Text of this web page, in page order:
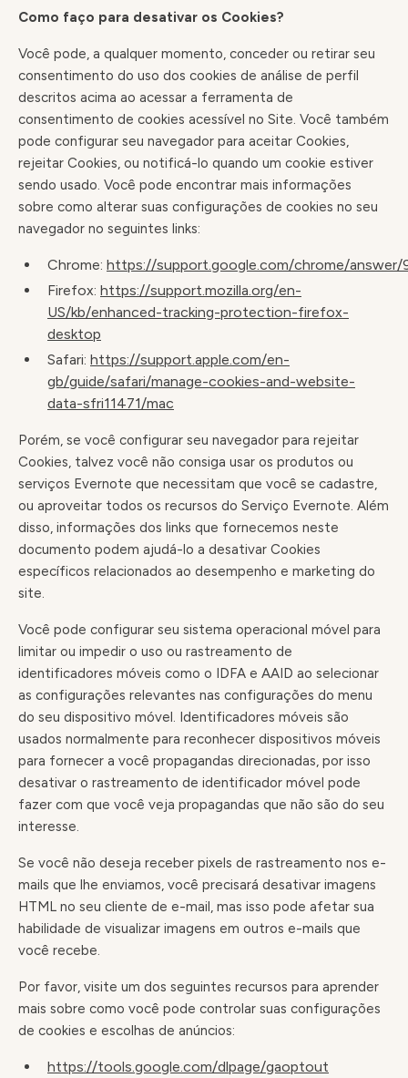
Como faço para desativar os Cookies?
Você pode, a qualquer momento, conceder ou retirar seu
consentimento do uso dos cookies de análise de perfil
descritos acima ao acessar a ferramenta de
consentimento de cookies acessível no Site. Você também
pode configurar seu navegador para aceitar Cookies,
rejeitar Cookies, ou notificá-lo quando um cookie estiver
sendo usado. Você pode encontrar mais informações
sobre como alterar suas configurações de cookies no seu
navegador no seguintes links:
Chrome: https://support.google.com/chrome/answer/
Firefox: https://support.mozilla.org/en-
US/kb/enhanced-tracking-protection-firefox-
desktop
Safari: https://support.apple.com/en-
gb/guide/safari/manage-cookies-and-website-
data-sfri11471/mac
Porém, se você configurar seu navegador para rejeitar
Cookies, talvez você não consiga usar os produtos ou
serviços Evernote que necessitam que você se cadastre,
ou aproveitar todos os recursos do Serviço Evernote. Além
disso, informações dos links que fornecemos neste
documento podem ajudá-lo a desativar Cookies
específicos relacionados ao desempenho e marketing do
site.
Você pode configurar seu sistema operacional móvel para
limitar ou impedir o uso ou rastreamento de
identificadores móveis como o IDFA e AAID ao selecionar
as configurações relevantes nas configurações do menu
do seu dispositivo móvel. Identificadores móveis são
usados normalmente para reconhecer dispositivos móveis
para fornecer a você propagandas direcionadas, por isso
desativar o rastreamento de identificador móvel pode
fazer com que você veja propagandas que não são do seu
interesse.
Se você não deseja receber pixels de rastreamento nos e-
mails que lhe enviamos, você precisará desativar imagens
HTML no seu cliente de e-mail, mas isso pode afetar sua
habilidade de visualizar imagens em outros e-mails que
você recebe.
Por favor, visite um dos seguintes recursos para aprender
mais sobre como você pode controlar suas configurações
de cookies e escolhas de anúncios:
https://tools.google.com/dlpage/gaoptout